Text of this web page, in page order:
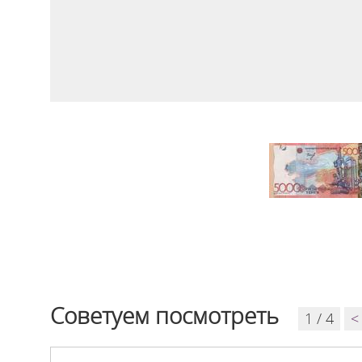
Советуем посмотреть 1 / 4 <